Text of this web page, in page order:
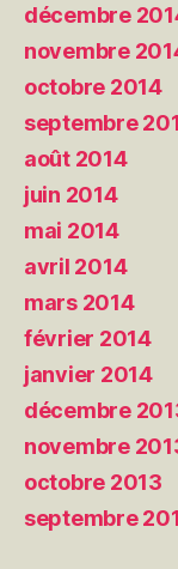
décembre
novembre
octobre 2014
septembre
août 2014
juin 2014
mai 2014
avril 2014
mars 2014
février 2014
janvier 2014
décembre
novembre
octobre 2013
septembre